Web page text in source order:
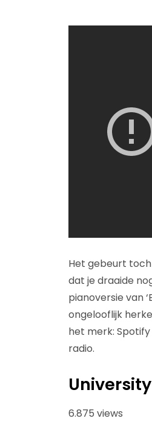
Het gebeurt
dat je draaide
pianoversie van
ongelooflijk
het merk:
radio.
6.875 views